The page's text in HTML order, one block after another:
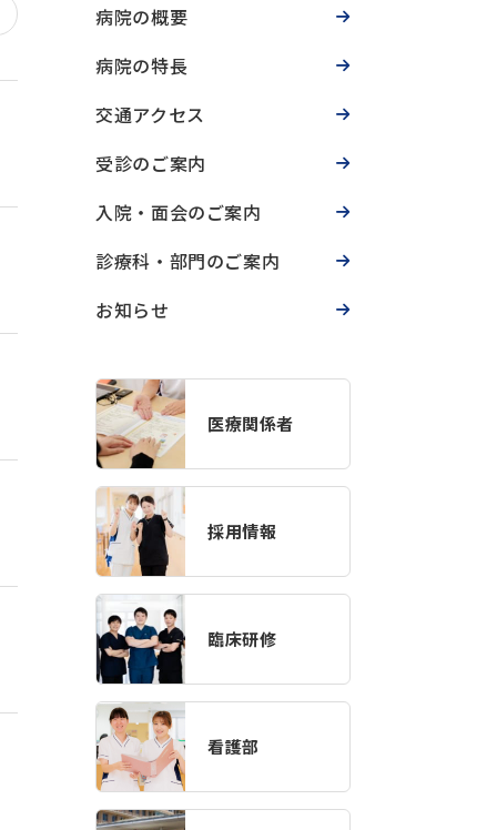
病院の概要
病院の特長
交通アクセス
受診のご案内
入院・面会のご案内
診療科・部門のご案内
お知らせ
医療関係者
採用情報
臨床研修
看護部